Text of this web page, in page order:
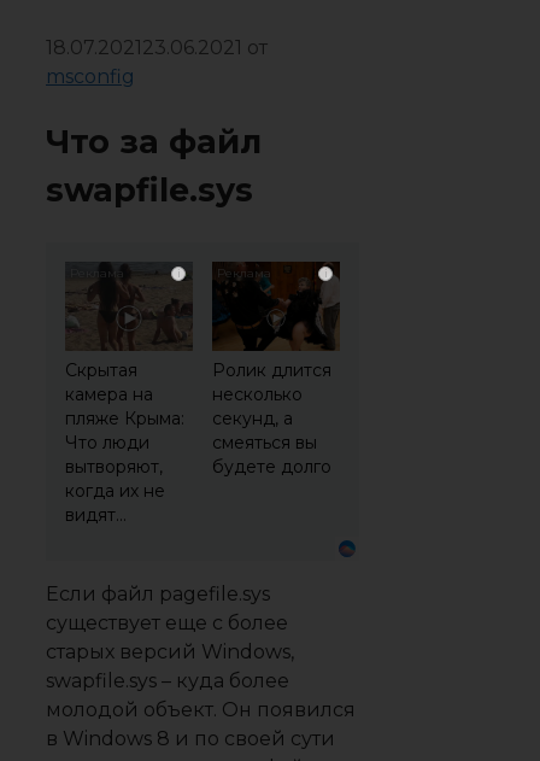
18.07.202123.06.2021 от
msconfig
Что за файл
swapfile.sys
i
Скрытая
камера на
пляже Крыма:
Что люди
вытворяют,
когда их не
видят...
i
Ролик длится
несколько
секунд, а
смеяться вы
будете долго
Если файл pagefile.sys
существует еще с более
старых версий Windows,
swapfile.sys – куда более
молодой объект. Он появился
в Windows 8 и по своей сути